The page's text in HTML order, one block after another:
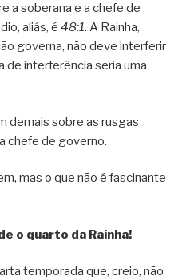
a soberana e a chefe de
aliás, é 48:1. A Rainha,
governa, não deve interferir
de interferência seria uma
demais sobre as rusgas
chefe de governo.
mas o que não é fascinante
o quarto da Rainha!
temporada que, creio, não